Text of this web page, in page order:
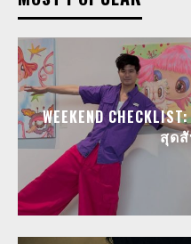
WEEKEND
สุด